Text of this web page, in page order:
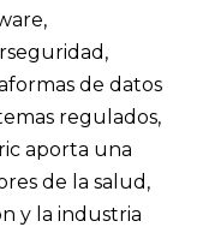
de datos
regulados,
aporta una
de la salud,
y la industria